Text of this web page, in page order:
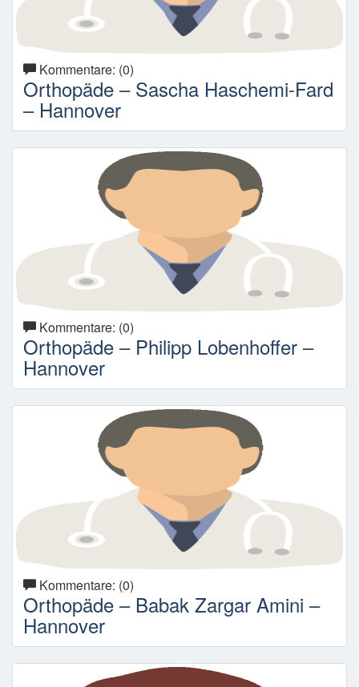
Kommentare: (0)
Orthopäde – Sascha Haschemi-Fard
– Hannover
Kommentare: (0)
Orthopäde – Philipp Lobenhoffer –
Hannover
Kommentare: (0)
Orthopäde – Babak Zargar Amini –
Hannover